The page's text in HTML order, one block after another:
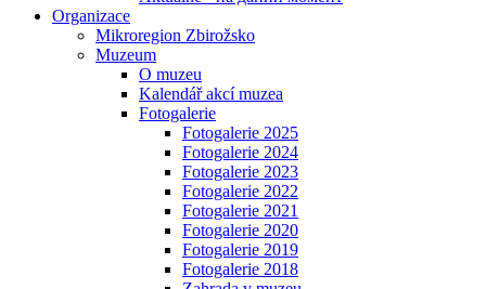
Organizace
Mikroregion Zbirožsko
Muzeum
O muzeu
Kalendář akcí muzea
Fotogalerie
Fotogalerie 2025
Fotogalerie 2024
Fotogalerie 2023
Fotogalerie 2022
Fotogalerie 2021
Fotogalerie 2020
Fotogalerie 2019
Fotogalerie 2018